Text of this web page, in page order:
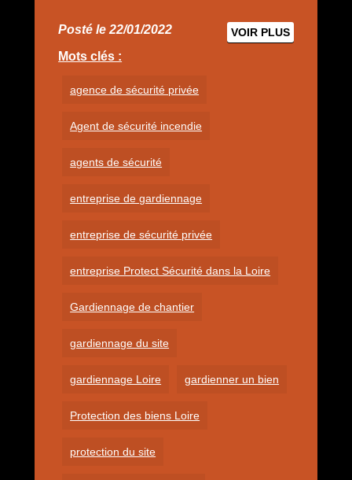
Posté le 22/01/2022 VOIR PLUS
Mots clés :
agence de sécurité privée
Agent de sécurité incendie
agents de sécurité
entreprise de gardiennage
entreprise de sécurité privée
entreprise Protect Sécurité dans la Loire
Gardiennage de chantier
gardiennage du site
gardiennage Loire gardienner un bien
Protection des biens Loire
protection du site